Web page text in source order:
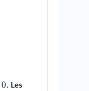
0. Les